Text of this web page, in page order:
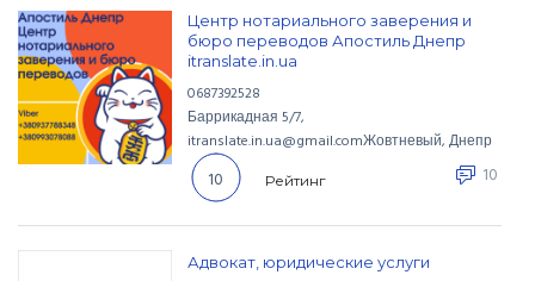
Центр нотариального заверения и
бюро переводов Апостиль Днепр
itranslate.in.ua
0687392528
Баррикадная 5/7,
itranslate.in.ua@gmail.comЖовтневый, Днепр
Рейтинг
10 10
Адвокат, юридические услуги